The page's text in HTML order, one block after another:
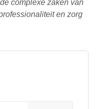
complexe zaken van
en zorg